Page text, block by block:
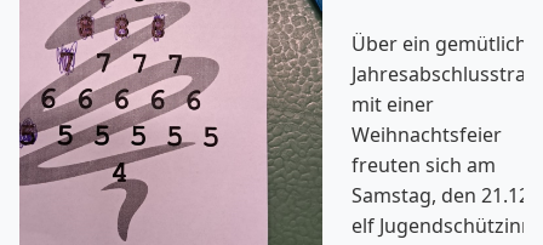
Über ein
mit einer
Weihnachtsfeier
freuten sich am
Samstag, den
elf